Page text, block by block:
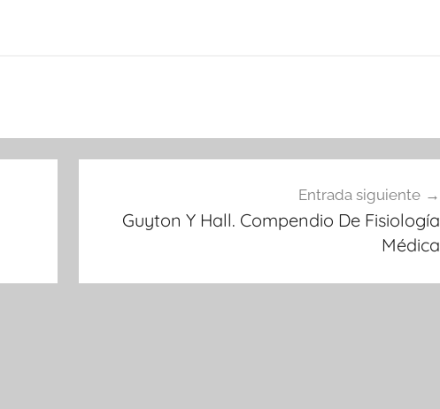
Entrada siguiente
Guyton Y Hall. Compendio De Fisiología
Médica